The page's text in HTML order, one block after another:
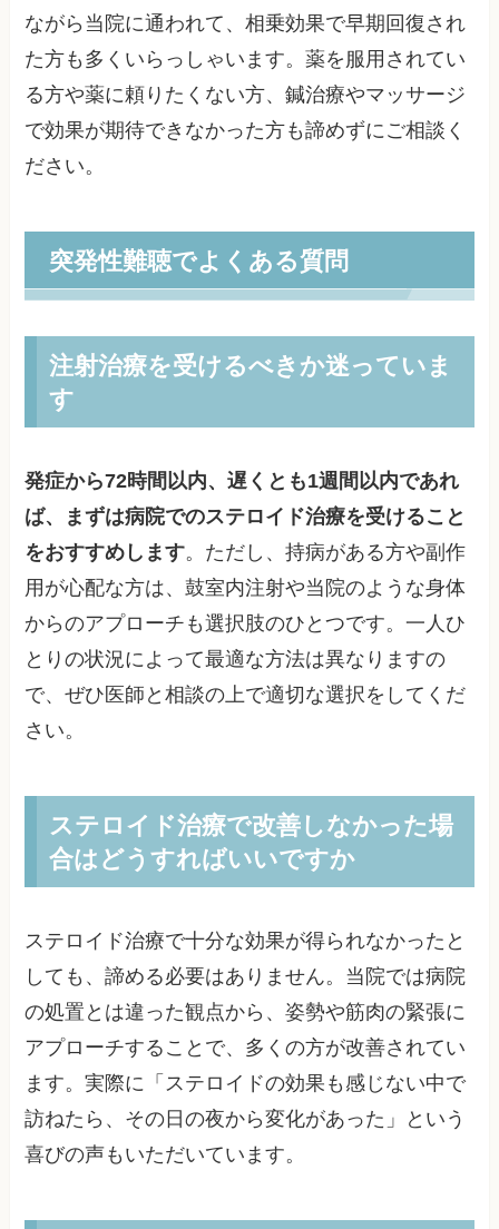
ながら当院に通われて、相乗効果で早期回復され
た方も多くいらっしゃいます。薬を服用されてい
る方や薬に頼りたくない方、鍼治療やマッサージ
で効果が期待できなかった方も諦めずにご相談く
ださい。
突発性難聴でよくある質問
注射治療を受けるべきか迷っていま
す
発症から72時間以内、遅くとも1週間以内であれ
ば、まずは病院でのステロイド治療を受けること
をおすすめします。ただし、持病がある方や副作
用が心配な方は、鼓室内注射や当院のような身体
からのアプローチも選択肢のひとつです。一人ひ
とりの状況によって最適な方法は異なりますの
で、ぜひ医師と相談の上で適切な選択をしてくだ
さい。
ステロイド治療で改善しなかった場
合はどうすればいいですか
ステロイド治療で十分な効果が得られなかったと
しても、諦める必要はありません。当院では病院
の処置とは違った観点から、姿勢や筋肉の緊張に
アプローチすることで、多くの方が改善されてい
ます。実際に「ステロイドの効果も感じない中で
訪ねたら、その日の夜から変化があった」という
喜びの声もいただいています。